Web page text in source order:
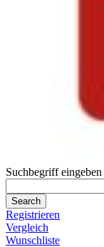
Suchbegriff eingeben
Search
Registrieren
Vergleich
Wunschliste